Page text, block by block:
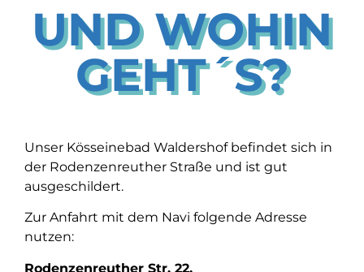
UND WOHIN
GEHT´S?
Unser Kösseinebad Waldershof befindet sich in
der Rodenzenreuther Straße und ist gut
ausgeschildert.
Zur Anfahrt mit dem Navi folgende Adresse
nutzen:
Rodenzenreuther Str. 22,